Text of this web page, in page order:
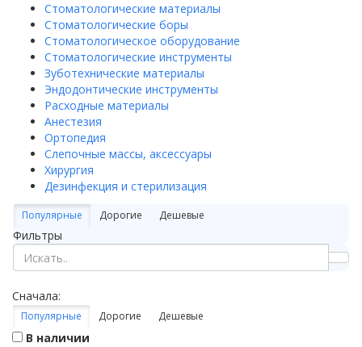
Стоматологические материалы
Стоматологические боры
Стоматологическое оборудование
Стоматологические инструменты
Зуботехнические материалы
Эндодонтические инструменты
Расходные материалы
Анестезия
Ортопедия
Слепочные массы, аксессуары
Хирургия
Дезинфекция и стерилизация
Популярные Дорогие Дешевые
Фильтры
Сначала:
Популярные Дорогие Дешевые
В наличии